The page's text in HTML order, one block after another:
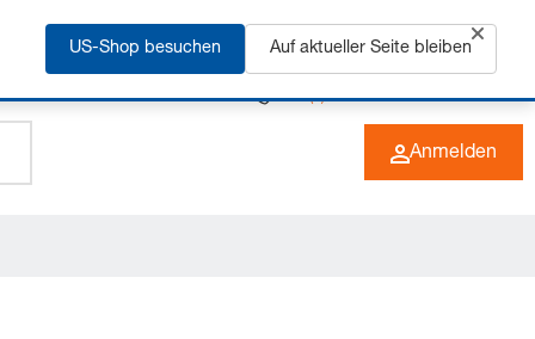
+49 (0) 6266 73-0 DE
Anmelden
US-Shop besuchen Auf aktueller Seite bleiben